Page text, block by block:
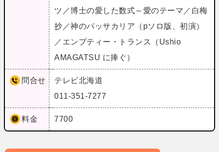
ツ／博士の愛した数式～愛のテーマ／白梅
抄／神のパッサカリア（pソロ版、初演）
／エンプティー・トランス（Ushio
AMAGATSU に捧ぐ）
問合せ
テレビ北海道
011-351-7277
料金 7700